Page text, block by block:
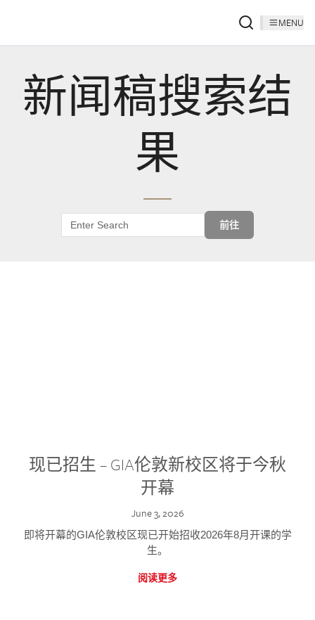
MENU
新闻稿搜索结
果
前往
现已招生 – GIA伦敦新校区将于今秋
开幕
June 3, 2026
即将开幕的GIA伦敦校区现已开始招收2026年8月开课的学
生。
阅读更多